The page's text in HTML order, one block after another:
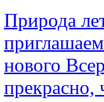
Природа
нового
прекрасно,